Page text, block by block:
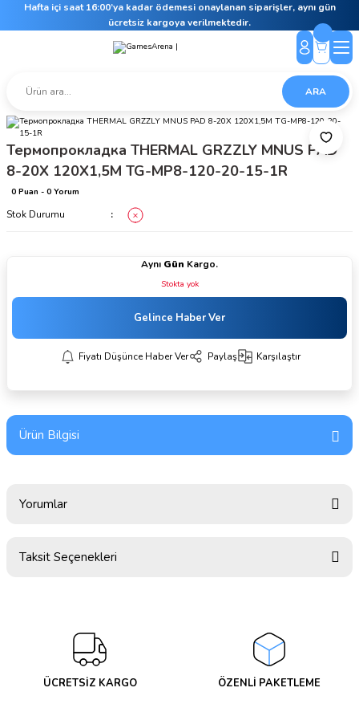
Hafta içi saat 16:00’ya kadar ödemesi onaylanan siparişler, aynı gün
ücretsiz kargoya verilmektedir.
ARA
Термопрокладка THERMAL GRZZLY MNUS PAD
8-20X 120X1,5M TG-MP8-120-20-15-1R
0 Puan - 0 Yorum
Stok Durumu
Aynı Gün Kargo.
Stokta yok
Gelince Haber Ver
Fiyatı Düşünce Haber Ver Paylaş Karşılaştır
Ürün Bilgisi
Yorumlar
Taksit Seçenekleri
ÜCRETSİZ KARGO ÖZENLİ PAKETLEME